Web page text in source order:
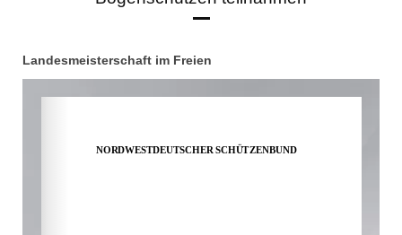
Landesmeisterschaft im Freien